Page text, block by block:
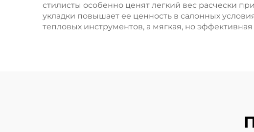
стилисты особенно ценят легкий вес расчески
укладки повышает ее ценность в салонных
тепловых инструментов, а мягкая, но